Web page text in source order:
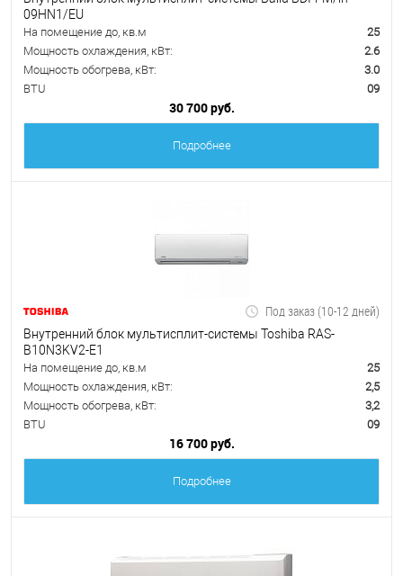
09HN1/EU
На помещение до, кв.м
25
Мощность охлаждения, кВт:
2.6
Мощность обогрева, кВт:
3.0
BTU
09
30 700 руб.
Подробнее
Под заказ (10-12 дней)
Внутренний блок мультисплит-системы Toshiba RAS-
B10N3KV2-E1
На помещение до, кв.м
25
Мощность охлаждения, кВт:
2,5
Мощность обогрева, кВт:
3,2
BTU
09
16 700 руб.
Подробнее